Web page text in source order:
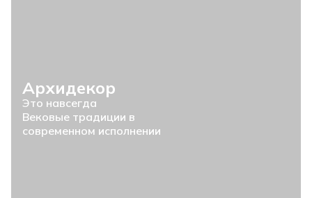
Архидекор
Это навсегда
Вековые традиции в
современном исполнении